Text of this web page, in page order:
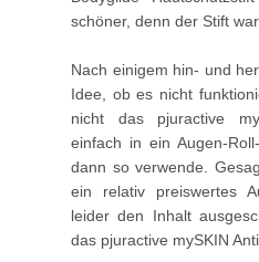
schöner, denn der Stift
Nach einigem hin- und
Idee, ob es nicht
nicht das pjuractive
einfach in ein Augen-
dann so verwende.
ein relativ preiswertes
leider den Inhalt
das pjuractive mySKIN